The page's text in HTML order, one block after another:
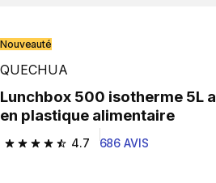
Nouveauté
QUECHUA
Lunchbox 500 isotherme 5L avec boîte incluse, 1L
en plastique alimentaire
4.7
4.7 out of 5 stars from 686 reviews
686 AVIS